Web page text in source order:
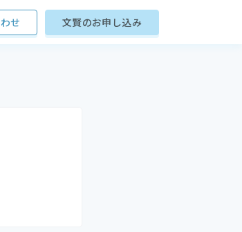
せ 文賢のお申し込み